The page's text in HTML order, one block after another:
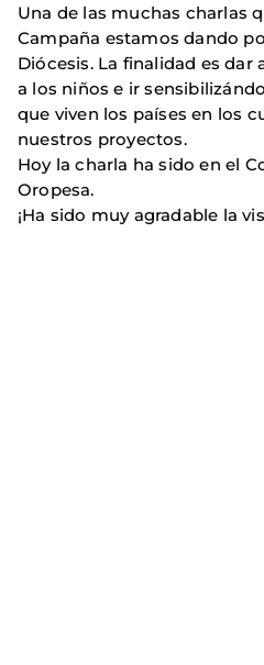
Una de las muchas charlas
Campaña estamos dando
Diócesis. La finalidad es dar
a los niños e ir
que viven los países en los
nuestros proyectos.
Hoy la charla ha sido en el
Oropesa.
¡Ha sido muy agradable la